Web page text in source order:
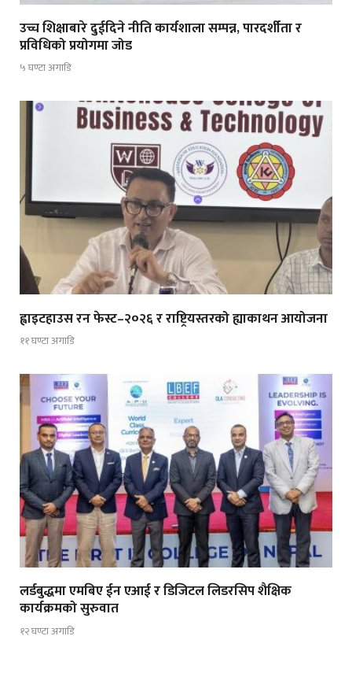
उच्च शिक्षाबारे दुईदिने नीति कार्यशाला सम्पन्न, पारदर्शीता र
प्रविधिको प्रयोगमा जोड
५ घण्टा अगाडि
ह्वाइटहाउस रन फेस्ट–२०२६ र राष्ट्रियस्तरको ह्याकाथन आयोजना
११ घण्टा अगाडि
लर्डबुद्धमा एमबिए ईन एआई र डिजिटल लिडरसिप शैक्षिक
कार्यक्रमको सुरुवात
१२ घण्टा अगाडि